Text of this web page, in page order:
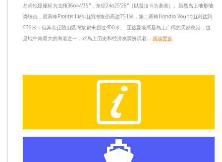
岛屿地理座标为北纬36ο44'35''，东经24ο25'28''（以普拉卡为基准）。虽然岛上地形地
势较低，最高峰Profitis Ilias 山的海拔仍高达751米，第二高峰Hondro Vouno山则达到
636米；但其余丘陵山区海拔都未超过400米。 亚达曼塔斯是岛上广阔的天然良港，也
是地中海最大的海港之一，对岛上历史和经济发展扮演着... 阅读更多